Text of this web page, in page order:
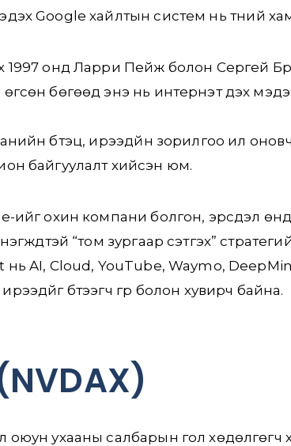
Google хайлтын систем нь түүний
1997 онд Ларри Пейж болон Сергей
бөгөөд энэ нь интернэт дэх
бүтэц, ирээдүйн зорилгоо илүү
байгуулалт хийсэн юм.
ийг охин компани болгон, эрсдэл
“том зургаар сэтгэх”
AI, Cloud, YouTube, Waymo,
бүтээгч гүүр болон хувирч байна.
оюун ухааны салбарын гол хөдөлгөгч